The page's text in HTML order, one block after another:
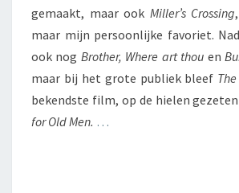
gemaakt, maar ook Miller’s Crossing
maar mijn persoonlijke favoriet.
ook nog Brother, Where art thou en
maar bij het grote publiek bleef
bekendste film, op de hielen
for Old Men. …